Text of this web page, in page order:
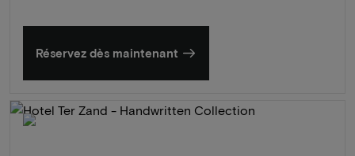
Réservez dès maintenant